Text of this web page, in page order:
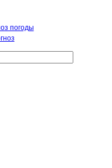
погоды